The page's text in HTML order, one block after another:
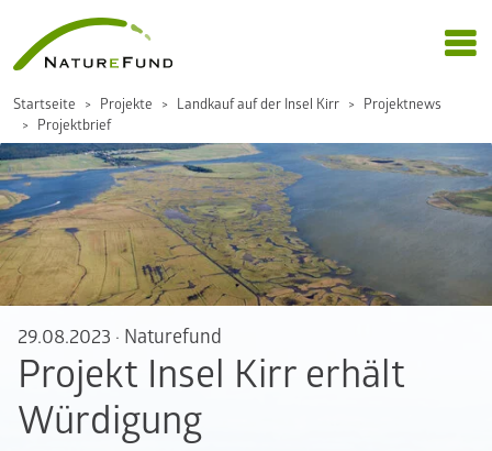
Startseite Projekte Landkauf auf der Insel Kirr
Projektnews
Projektbrief
29.08.2023 · Naturefund
Projekt Insel Kirr erhält
Würdigung